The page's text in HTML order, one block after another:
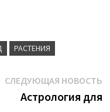
РАСТЕНИЯ
СЛЕДУЮЩАЯ НОВОСТЬ
Астрология для